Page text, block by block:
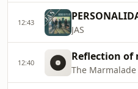
12:43
JAS
12:40 Reflection of
The Marmalade